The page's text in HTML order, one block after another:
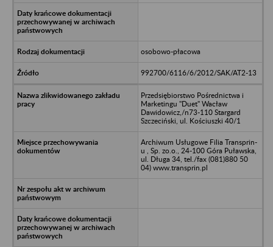
osobowo-płacowa
992700/6116/6/2012/SAK/AT2-13
Przedsiębiorstwo Pośrednictwa i
Marketingu "Duet" Wacław
Dawidowicz,/n73-110 Stargard
Szczeciński, ul. Kościuszki 40/1
Archiwum Usługowe Filia Transprin-
u , Sp. zo.o., 24-100 Góra Puławska,
ul. Długa 34, tel./fax (081)880 50
04) www.transprin.pl